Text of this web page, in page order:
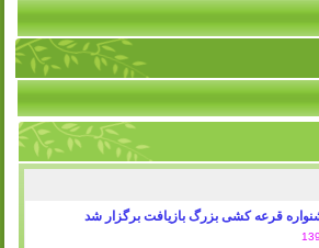
قرعه کشی بزرگ بازیافت برگزار شد